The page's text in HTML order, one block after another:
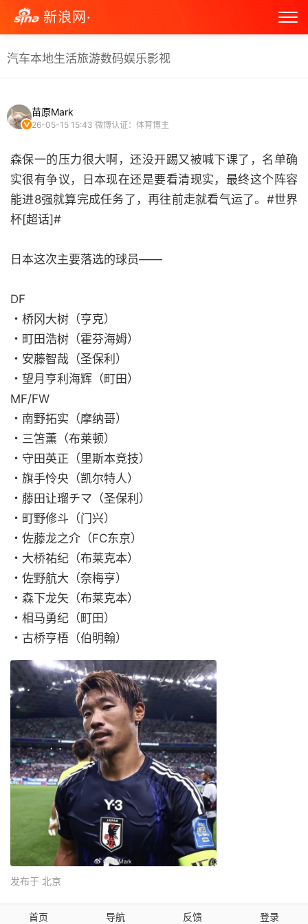
新浪网·
汽车本地生活旅游数码娱乐影视
苗原Mark
26-05-15 15:43 微博认证：体育博主
森保一的压力很大啊，还没开踢又被喊下课了，名单确
实很有争议，日本现在还是要看清现实，最终这个阵容
能进8强就算完成任务了，再往前走就看气运了。#世界
杯[超话]#
日本这次主要落选的球员——
DF
・桥冈大树（亨克）
・町田浩树（霍芬海姆）
・安藤智哉（圣保利）
・望月亨利海辉（町田）
MF/FW
・南野拓实（摩纳哥）
・三笘薰（布莱顿）
・守田英正（里斯本竞技）
・旗手怜央（凯尔特人）
・藤田让瑠チマ（圣保利）
・町野修斗（门兴）
・佐藤龙之介（FC东京）
・大桥祐纪（布莱克本）
・佐野航大（奈梅亨）
・森下龙矢（布莱克本）
・相马勇纪（町田）
・古桥亨梧（伯明翰）
发布于 北京
首页 导航 反馈 登录